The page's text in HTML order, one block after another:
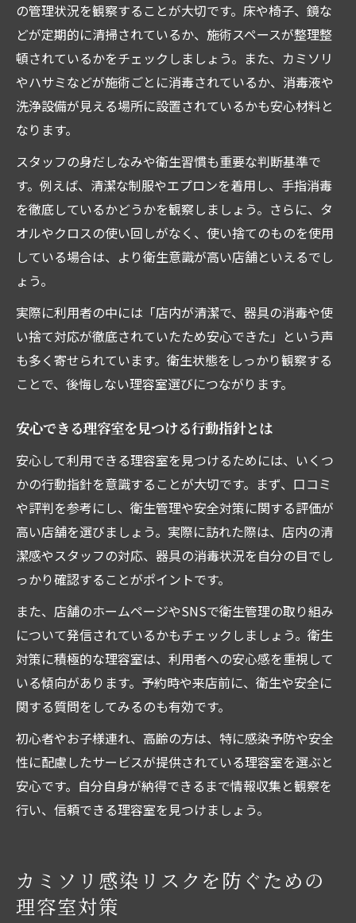
の管理状況を観察することが大切です。床や椅子、鏡な
どが定期的に清掃されているか、施術スペースが整理整
頓されているかをチェックしましょう。また、カミソリ
やハサミなどが施術ごとに消毒されているか、消毒液や
洗浄設備が見える場所に設置されているかも安心材料と
なります。
スタッフの身だしなみや衛生習慣も重要な判断基準で
す。例えば、清潔な制服やエプロンを着用し、手指消毒
を徹底しているかどうかを観察しましょう。さらに、タ
オルやクロスの使い回しがなく、使い捨てのものを使用
している場合は、より衛生意識が高い店舗といえるでし
ょう。
実際に利用者の中には「店内が清潔で、器具の消毒や使
い捨て対応が徹底されていたため安心できた」という声
も多く寄せられています。衛生状態をしっかり観察する
ことで、後悔しない理容室選びにつながります。
安心できる理容室を見つける行動指針とは
安心して利用できる理容室を見つけるためには、いくつ
かの行動指針を意識することが大切です。まず、口コミ
や評判を参考にし、衛生管理や安全対策に関する評価が
高い店舗を選びましょう。実際に訪れた際は、店内の清
潔感やスタッフの対応、器具の消毒状況を自分の目でし
っかり確認することがポイントです。
また、店舗のホームページやSNSで衛生管理の取り組み
について発信されているかもチェックしましょう。衛生
対策に積極的な理容室は、利用者への安心感を重視して
いる傾向があります。予約時や来店前に、衛生や安全に
関する質問をしてみるのも有効です。
初心者やお子様連れ、高齢の方は、特に感染予防や安全
性に配慮したサービスが提供されている理容室を選ぶと
安心です。自分自身が納得できるまで情報収集と観察を
行い、信頼できる理容室を見つけましょう。
カミソリ感染リスクを防ぐための
理容室対策